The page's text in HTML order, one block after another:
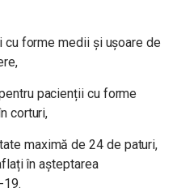
cu forme medii și ușoare de
pacienții cu forme
corturi,
maximă de 24 de paturi,
în așteptarea